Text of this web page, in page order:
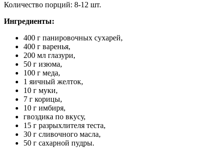
Количество порций: 8-12 шт.
Ингредиенты:
400 г панировочных сухарей,
400 г варенья,
200 мл глазури,
50 г изюма,
100 г меда,
1 яичный желток,
10 г муки,
7 г корицы,
10 г имбиря,
гвоздика по вкусу,
15 г разрыхлителя теста,
30 г сливочного масла,
50 г сахарной пудры.